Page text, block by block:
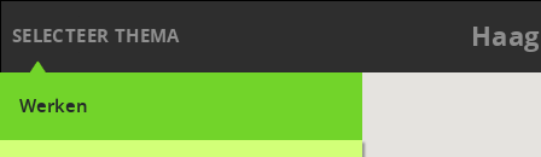
SELECTEER THEMA
Werken